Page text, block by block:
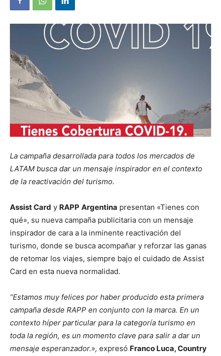
La campaña desarrollada para todos los mercados de
LATAM busca dar un mensaje inspirador en el contexto
de la reactivación del turismo.
Assist Card y RAPP Argentina presentan «Tienes con
qué», su nueva campaña publicitaria con un mensaje
inspirador de cara a la inminente reactivación del
turismo, donde se busca acompañar y reforzar las ganas
de retomar los viajes, siempre bajo el cuidado de Assist
Card en esta nueva normalidad.
“Estamos muy felices por haber producido esta primera
campaña desde RAPP en conjunto con la marca. En un
contexto híper particular para la categoría turismo en
toda la región, es un momento clave para salir a dar un
mensaje esperanzador.», expresó Franco Luca, Country